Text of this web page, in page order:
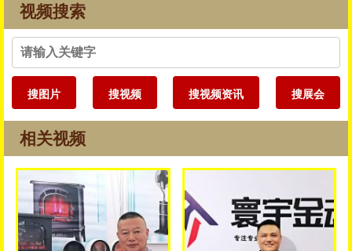
视频搜索
搜图片 搜视频 搜视频资讯 搜展会
相关视频